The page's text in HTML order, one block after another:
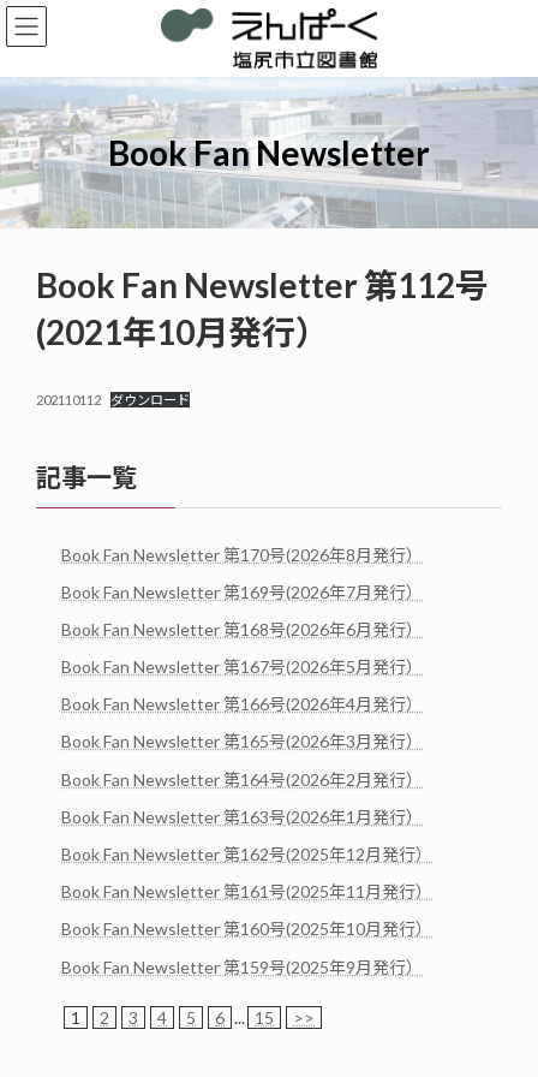
コ
ン
ン
ツ
へ
ス
キ
ッ
プ
ナ
ビ
ー
シ
ョ
ン
に
移
動
Book Fan Newsletter
Book Fan Newsletter 第112号
(2021年10月発行）
202110112 ダウンロード
記事一覧
Book Fan Newsletter 第170号(2026年8月発行）
Book Fan Newsletter 第169号(2026年7月発行）
Book Fan Newsletter 第168号(2026年6月発行）
Book Fan Newsletter 第167号(2026年5月発行）
Book Fan Newsletter 第166号(2026年4月発行）
Book Fan Newsletter 第165号(2026年3月発行）
Book Fan Newsletter 第164号(2026年2月発行）
Book Fan Newsletter 第163号(2026年1月発行）
Book Fan Newsletter 第162号(2025年12月発行）
Book Fan Newsletter 第161号(2025年11月発行）
Book Fan Newsletter 第160号(2025年10月発行）
Book Fan Newsletter 第159号(2025年9月発行）
1 2 3 4 5 6 ... 15 >>